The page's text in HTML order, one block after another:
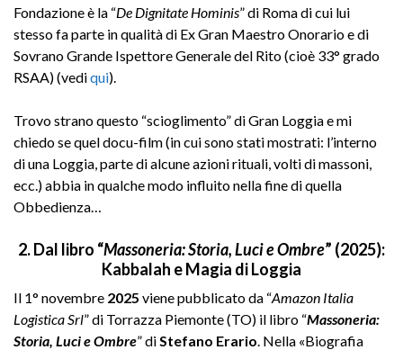
Fondazione è la “De Dignitate Hominis” di Roma di cui lui
stesso fa parte in qualità di Ex Gran Maestro Onorario e di
Sovrano Grande Ispettore Generale del Rito (cioè 33° grado
RSAA) (vediqui).
Trovo strano questo “scioglimento” di Gran Loggia e mi
chiedo se quel docu-film (in cui sono stati mostrati: l’interno
di una Loggia, parte di alcune azioni rituali, volti di massoni,
ecc.) abbia in qualche modo influito nella fine di quella
Obbedienza…
2. Dal libro “Massoneria: Storia, Luci e Ombre” (2025):
Kabbalah e Magia di Loggia
Il 1° novembre 2025 viene pubblicato da “Amazon Italia
Logistica Srl” di Torrazza Piemonte (TO) il libro “Massoneria:
Storia, Luci e Ombre” di Stefano Erario . Nella «Biografia